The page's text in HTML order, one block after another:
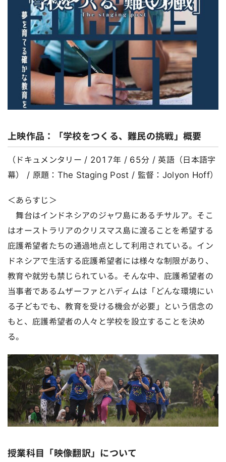
上映作品：「学校をつくる、難民の挑戦」概要
（ドキュメンタリー / 2017年 / 65分 / 英語（日本語字
幕） / 原題：The Staging Post / 監督：Jolyon Hoff）
＜あらすじ＞
舞台はインドネシアのジャワ島にあるチサルア。そこ
はオーストラリアのクリスマス島に渡ることを希望する
庇護希望者たちの通過地点として利用されている。イン
ドネシアで生活する庇護希望者には様々な制限があり、
教育や就労も禁じられている。そんな中、庇護希望者の
当事者であるムザーファとハディムは「どんな環境にい
る子どもでも、教育を受ける機会が必要」という信念の
もと、庇護希望者の人々と学校を設立することを決め
る。
授業科目「映像翻訳」について